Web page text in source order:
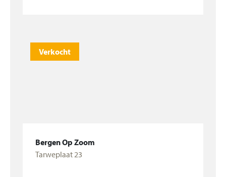
Zoek
Verkocht
Bergen Op Zoom
Tarweplaat 23